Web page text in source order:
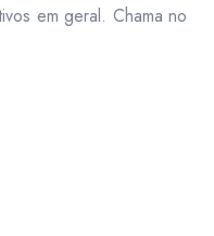
em geral. Chama no